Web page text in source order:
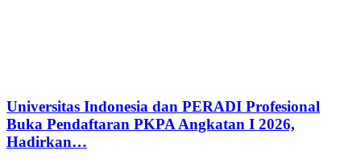
Universitas Indonesia dan PERADI Profesional
Buka Pendaftaran PKPA Angkatan I 2026,
Hadirkan…